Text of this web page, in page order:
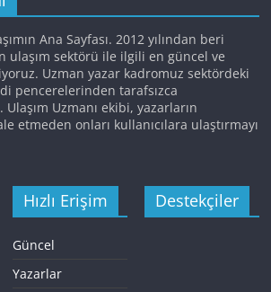
Ana Sayfası. 2012 yılından beri
ulaşım sektörü ile ilgili en güncel ve
Uzman yazar kadromuz sektördeki
pencerelerinden tarafsızca
Uzmanı ekibi, yazarların
etmeden onları kullanıcılara ulaştırmayı
Hızlı Erişim
Güncel
Yazarlar
Destekçiler